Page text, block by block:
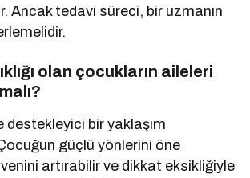
Ancak tedavi süreci, bir uzmanın
olan çocukların aileleri
destekleyici bir yaklaşım
güçlü yönlerini öne
artırabilir ve dikkat eksikliğiyle